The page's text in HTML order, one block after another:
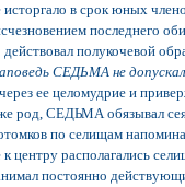
исторгало в срок юных
последнего
полукочевой
СЕДЬМА не
ее целомудрие и
род, СЕДЬМА обязывал
по селищам
центру располагались
постоянно